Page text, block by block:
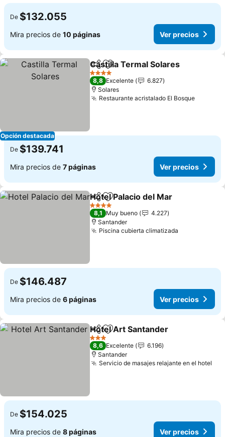
De $132.055
Mira precios de 10 páginas Ver precios
Opción destacada
CompartirAgregar a favoritos
Castilla Termal Solares
4 Estrellas
8,8 Excelente
6.827
Solares
Restaurante acristalado El Bosque
De $139.741
Mira precios de 7 páginas Ver precios
CompartirAgregar a favoritos
Hotel Palacio del Mar
4 Estrellas
8,1 Muy bueno
4.227
Santander
Piscina cubierta climatizada
De $146.487
Mira precios de 6 páginas Ver precios
CompartirAgregar a favoritos
Hotel Art Santander
3 Estrellas
8,6 Excelente
6.196
Santander
Servicio de masajes relajante en el hotel
De $154.025
Mira precios de 8 páginas Ver precios